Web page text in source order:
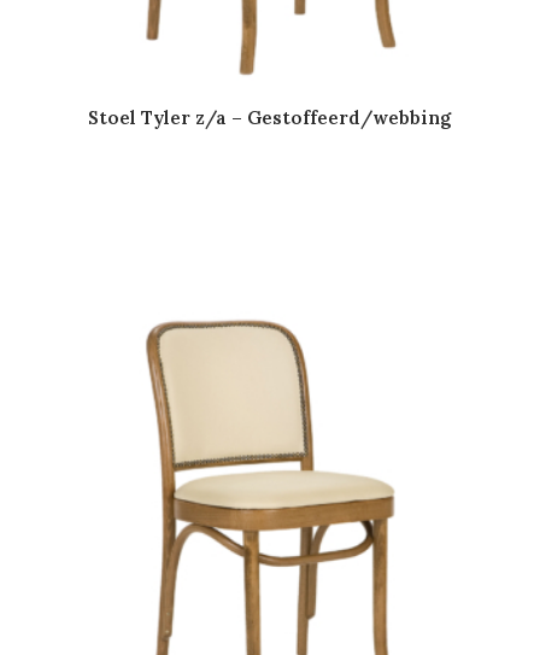
Stoel Tyler z/a – Gestoffeerd/webbing